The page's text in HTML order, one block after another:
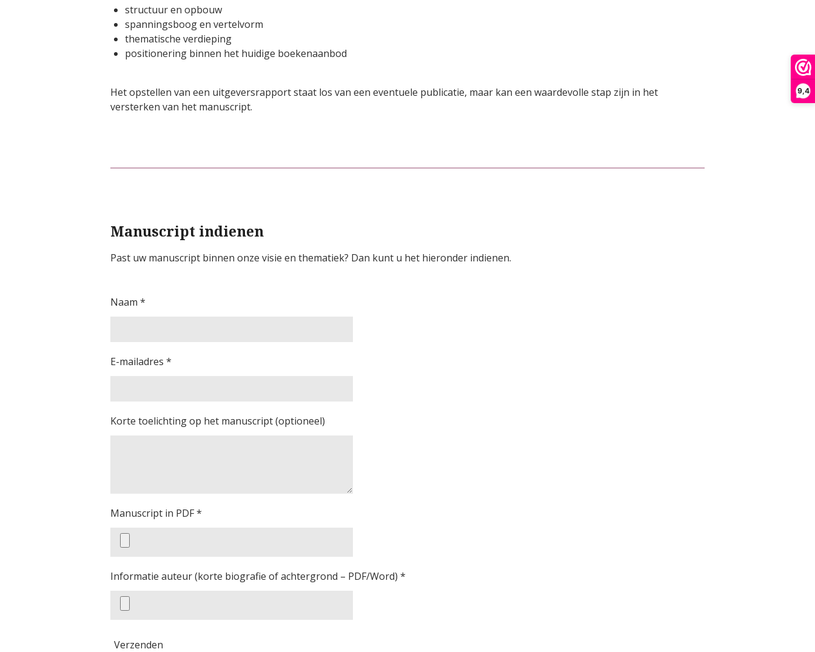
9,4
structuur en opbouw
spanningsboog en vertelvorm
thematische verdieping
positionering binnen het huidige boekenaanbod
Het opstellen van een uitgeversrapport staat los van een eventuele publicatie, maar kan een waardevolle stap zijn in het
versterken van het manuscript.
Manuscript indienen
Past uw manuscript binnen onze visie en thematiek? Dan kunt u het hieronder indienen.
Naam *
E-mailadres *
Korte toelichting op het manuscript (optioneel)
Manuscript in PDF *
Informatie auteur (korte biografie of achtergrond – PDF/Word) *
Verzenden